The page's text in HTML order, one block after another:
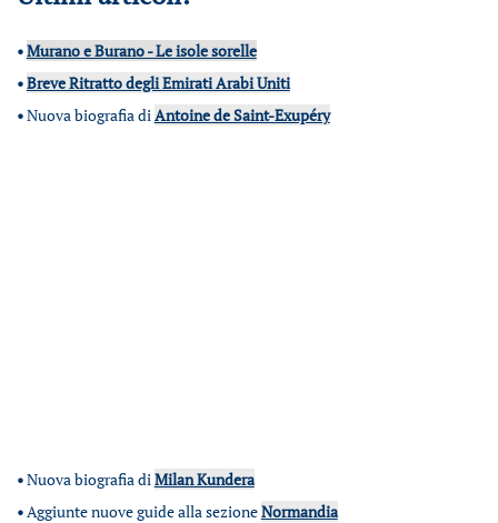
•Murano e Burano - Le isole sorelle
•Breve Ritratto degli Emirati Arabi Uniti
•Nuova biografia diAntoine de Saint-Exupéry
•Nuova biografia diMilan Kundera
•Aggiunte nuove guide alla sezioneNormandia